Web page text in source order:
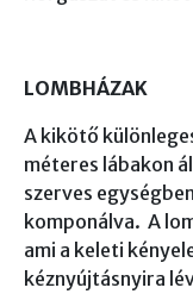
LOMBHÁZAK
A kikötő
méteres lábakon
szerves
komponálva. A
ami a keleti
kéznyújtásnyira